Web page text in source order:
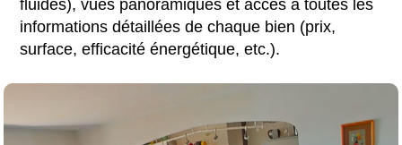
fluides), vues panoramiques et accès à toutes les
informations détaillées de chaque bien (prix,
surface, efficacité énergétique, etc.).